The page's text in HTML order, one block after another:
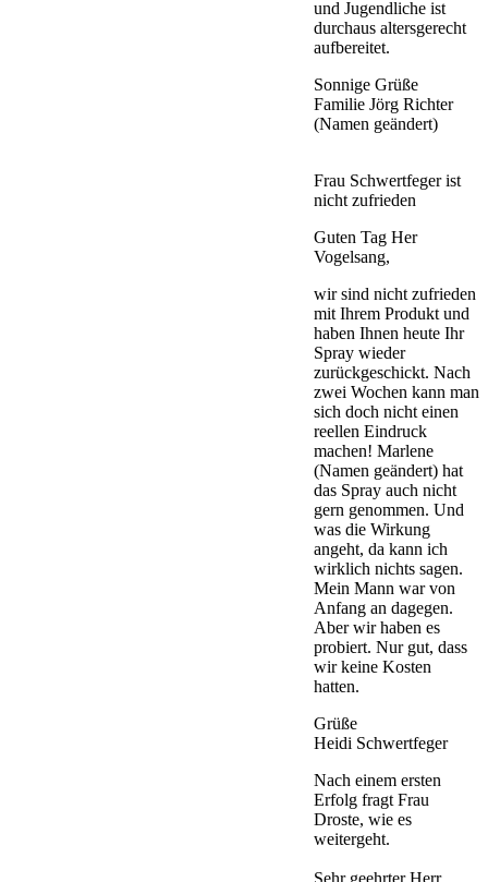
und Jugendliche ist
durchaus altersgerecht
aufbereitet.
Sonnige Grüße
Familie Jörg Richter
(Namen geändert)
Frau Schwertfeger ist
nicht zufrieden
Guten Tag Her
Vogelsang,
wir sind nicht zufrieden
mit Ihrem Produkt und
haben Ihnen heute Ihr
Spray wieder
zurückgeschickt. Nach
zwei Wochen kann man
sich doch nicht einen
reellen Eindruck
machen! Marlene
(Namen geändert) hat
das Spray auch nicht
gern genommen. Und
was die Wirkung
angeht, da kann ich
wirklich nichts sagen.
Mein Mann war von
Anfang an dagegen.
Aber wir haben es
probiert. Nur gut, dass
wir keine Kosten
hatten.
Grüße
Heidi Schwertfeger
Nach einem ersten
Erfolg fragt Frau
Droste, wie es
weitergeht.
Sehr geehrter Herr